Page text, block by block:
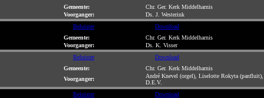
Gemeente:
Chr. Ger. Kerk Middelharnis
Voorganger:
Ds. J. Westerink
Beluister
Download
Gemeente:
Chr. Ger. Kerk Middelharnis
Voorganger:
Ds. K. Visser
Beluister
Download
Gemeente:
Chr. Ger. Kerk Middelharnis
Voorganger:
André Knevel (orgel), Liselotte Rokyta
D.E.V.
Beluister
Download